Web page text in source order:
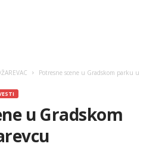
Potresne scene u Gradskom parku u
u Gradskom